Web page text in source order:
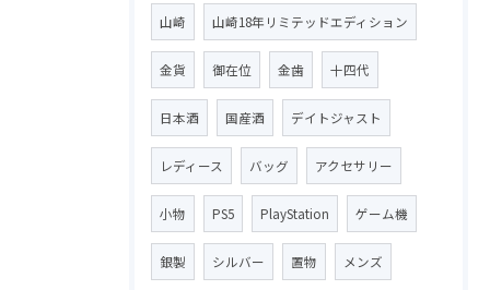
山崎 山崎18年リミテッドエディション
金貨 御在位 金歯 十四代
日本酒 国産酒 デイトジャスト
レディース バッグ アクセサリー
小物 PS5 PlayStation ゲーム機
銀製 シルバー 置物 メンズ